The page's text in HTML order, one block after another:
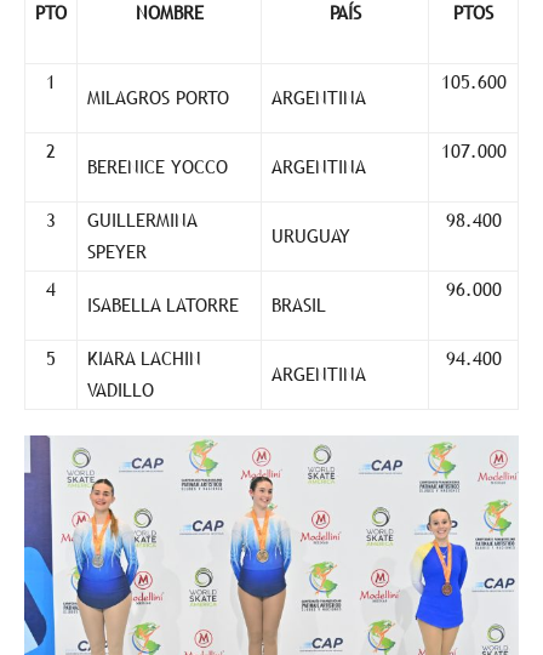
PTO NOMBRE PAÍS PTOS
1
MILAGROS PORTO ARGENTINA
105.600
2
BERENICE YOCCO ARGENTINA
107.000
3
GUILLERMINA
SPEYER
URUGUAY
98.400
4
ISABELLA LATORRE BRASIL
96.000
5
KIARA LACHIN
VADILLO
ARGENTINA
94.400